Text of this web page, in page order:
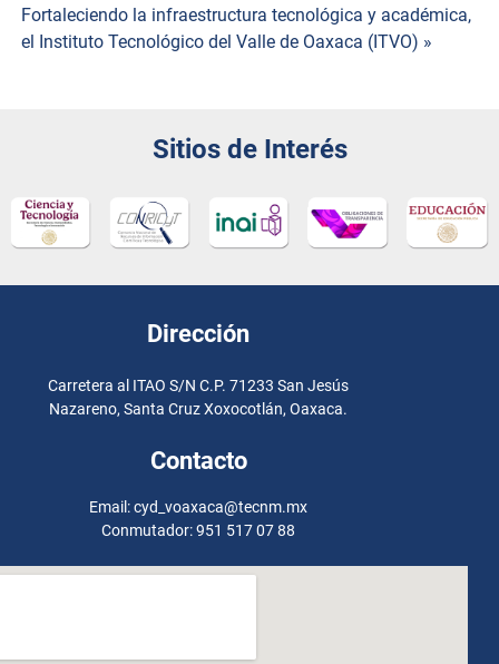
Navegación
Fortaleciendo la infraestructura tecnológica y académica,
el Instituto Tecnológico del Valle de Oaxaca (ITVO) »
Sitios de Interés
Dirección
Carretera al ITAO S/N C.P. 71233 San Jesús
Nazareno, Santa Cruz Xoxocotlán, Oaxaca.
Contacto
Email: cyd_voaxaca@tecnm.mx
Conmutador: 951 517 07 88